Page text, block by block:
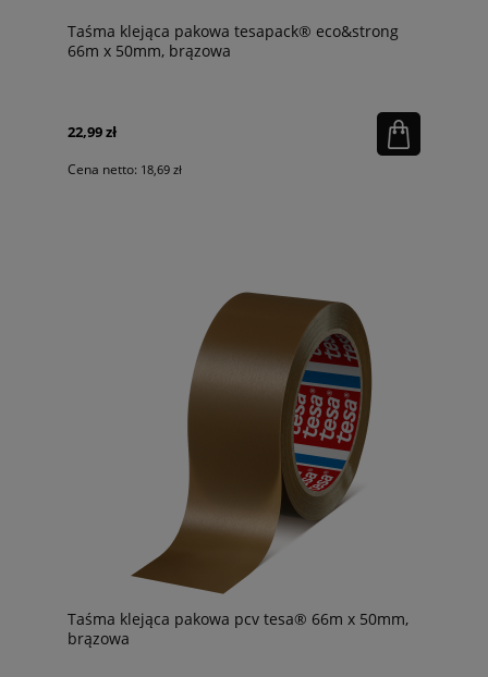
Taśma klejąca pakowa tesapack® eco&strong
66m x 50mm, brązowa
22,99 zł
Cena netto: 18,69 zł
Taśma klejąca pakowa pcv tesa® 66m x 50mm,
brązowa